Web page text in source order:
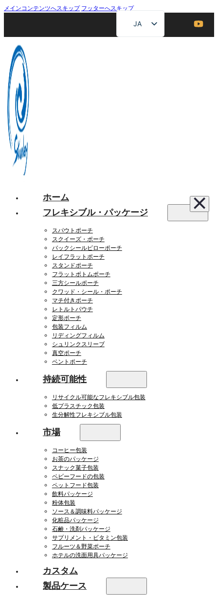
メインコンテンツへスキップ フッターへスキップ
JA
EN
ホーム
フレキシブル・パッケージ
スパウトポーチ
スクイーズ・ポーチ
バックシールピローポーチ
レイフラットポーチ
スタンドポーチ
フラットボトムポーチ
三方シールポーチ
クワッド・シール・ポーチ
マチ付きポーチ
レトルトパウチ
定形ポーチ
包装フィルム
リディングフィルム
シュリンクスリーブ
真空ポーチ
ベントポーチ
持続可能性
リサイクル可能なフレキシブル包装
低プラスチック包装
生分解性フレキシブル包装
市場
コーヒー包装
お茶のパッケージ
スナック菓子包装
ベビーフードの包装
ペットフード包装
飲料パッケージ
粉体包装
ソース＆調味料パッケージ
化粧品パッケージ
石鹸・洗剤パッケージ
サプリメント・ビタミン包装
フルーツ＆野菜ポーチ
ホテルの洗面用具パッケージ
カスタム
製品ケース